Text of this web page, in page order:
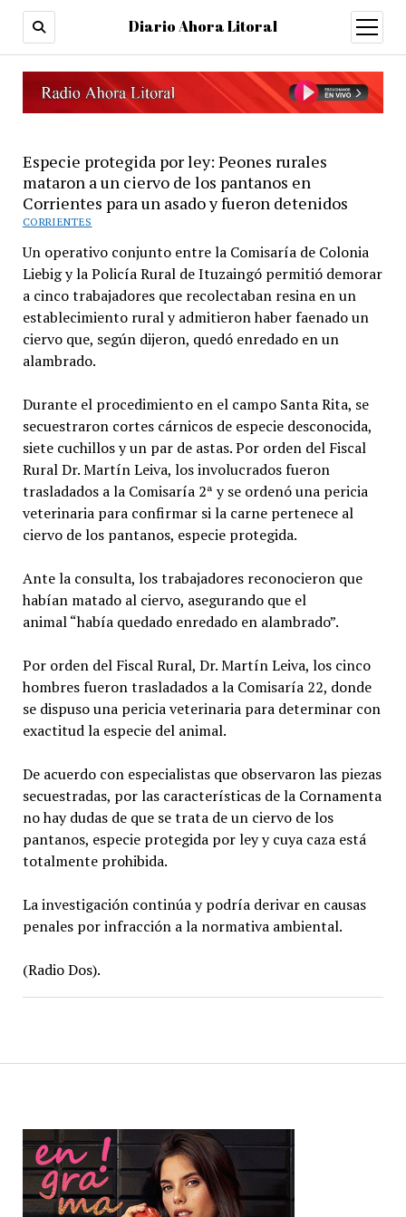
Diario Ahora Litoral
open
menu
Especie protegida por ley: Peones rurales
mataron a un ciervo de los pantanos en
Corrientes para un asado y fueron detenidos
CORRIENTES
Un operativo conjunto entre la Comisaría de Colonia
Liebig y la Policía Rural de Ituzaingó permitió demorar
a cinco trabajadores que recolectaban resina en un
establecimiento rural y admitieron haber faenado un
ciervo que, según dijeron, quedó enredado en un
alambrado.
Durante el procedimiento en el campo Santa Rita, se
secuestraron cortes cárnicos de especie desconocida,
siete cuchillos y un par de astas. Por orden del Fiscal
Rural Dr. Martín Leiva, los involucrados fueron
trasladados a la Comisaría 2ª y se ordenó una pericia
veterinaria para confirmar si la carne pertenece al
ciervo de los pantanos, especie protegida.
Ante la consulta, los trabajadores reconocieron que
habían matado al ciervo, asegurando que el
animal “había quedado enredado en alambrado”.
Por orden del Fiscal Rural, Dr. Martín Leiva, los cinco
hombres fueron trasladados a la Comisaría 22, donde
se dispuso una pericia veterinaria para determinar con
exactitud la especie del animal.
De acuerdo con especialistas que observaron las piezas
secuestradas, por las características de la Cornamenta
no hay dudas de que se trata de un ciervo de los
pantanos, especie protegida por ley y cuya caza está
totalmente prohibida.
La investigación continúa y podría derivar en causas
penales por infracción a la normativa ambiental.
(Radio Dos).